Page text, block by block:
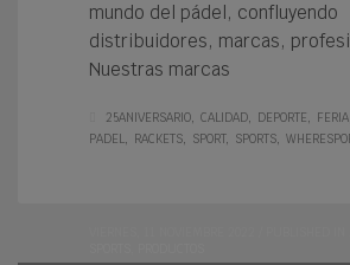
mundo del pádel, confluyendo
distribuidores, marcas,
Nuestras marcas
25ANIVERSARIO CALIDAD DEPORTE FERIA
PADEL
RACKETS SPORT SPORTS